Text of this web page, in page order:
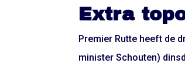
Extra
Premier Rutte heeft de
minister Schouten)